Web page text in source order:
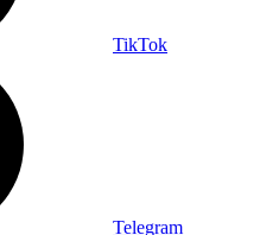
TikTok
Telegram